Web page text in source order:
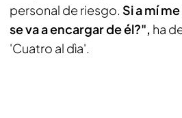
personal de riesgo. Si a mí
se va a encargar de él?", ha
'Cuatro al dìa'.